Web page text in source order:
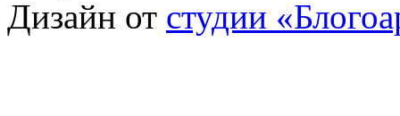
Дизайн от студии